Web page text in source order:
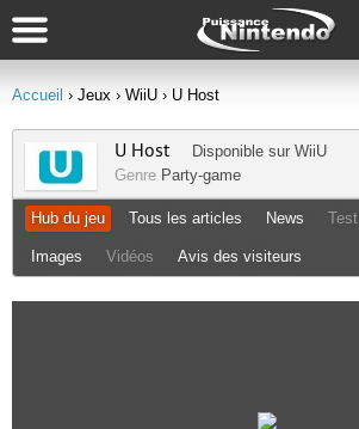
Accueil › Jeux › WiiU › U Host
U Host Disponible sur WiiU
Genre Party-game
Hub du jeu Tous les articles News Test
Images Vidéos Avis des visiteurs